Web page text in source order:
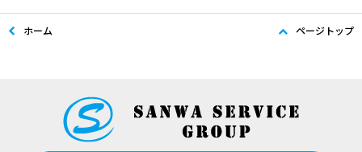
ホーム ページトップ